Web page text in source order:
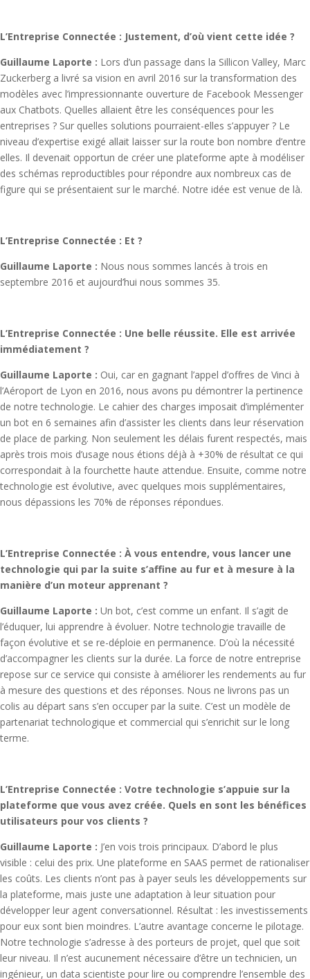
L’Entreprise Connectée : Justement, d’où vient cette idée ?
Guillaume Laporte : Lors d’un passage dans la Sillicon Valley, Marc
Zuckerberg a livré sa vision en avril 2016 sur la transformation des
modèles avec l’impressionnante ouverture de Facebook Messenger
aux Chatbots. Quelles allaient être les conséquences pour les
entreprises ? Sur quelles solutions pourraient-elles s’appuyer ? Le
niveau d’expertise exigé allait laisser sur la route bon nombre d’entre
elles. Il devenait opportun de créer une plateforme apte à modéliser
des schémas reproductibles pour répondre aux nombreux cas de
figure qui se présentaient sur le marché. Notre idée est venue de là.
L’Entreprise Connectée : Et ?
Guillaume Laporte : Nous nous sommes lancés à trois en
septembre 2016 et aujourd’hui nous sommes 35.
L’Entreprise Connectée : Une belle réussite. Elle est arrivée
immédiatement ?
Guillaume Laporte : Oui, car en gagnant l’appel d’offres de Vinci à
l’Aéroport de Lyon en 2016, nous avons pu démontrer la pertinence
de notre technologie. Le cahier des charges imposait d’implémenter
un bot en 6 semaines afin d’assister les clients dans leur réservation
de place de parking. Non seulement les délais furent respectés, mais
après trois mois d’usage nous étions déjà à +30% de résultat ce qui
correspondait à la fourchette haute attendue. Ensuite, comme notre
technologie est évolutive, avec quelques mois supplémentaires,
nous dépassions les 70% de réponses répondues.
L’Entreprise Connectée : À vous entendre, vous lancer une
technologie qui par la suite s’affine au fur et à mesure à la
manière d’un moteur apprenant ?
Guillaume Laporte : Un bot, c’est comme un enfant. Il s’agit de
l’éduquer, lui apprendre à évoluer. Notre technologie travaille de
façon évolutive et se re-déploie en permanence. D’où la nécessité
d’accompagner les clients sur la durée. La force de notre entreprise
repose sur ce service qui consiste à améliorer les rendements au fur
à mesure des questions et des réponses. Nous ne livrons pas un
colis au départ sans s’en occuper par la suite. C’est un modèle de
partenariat technologique et commercial qui s’enrichit sur le long
terme.
L’Entreprise Connectée : Votre technologie s’appuie sur la
plateforme que vous avez créée. Quels en sont les bénéfices
utilisateurs pour vos clients ?
Guillaume Laporte : J’en vois trois principaux. D’abord le plus
visible : celui des prix. Une plateforme en SAAS permet de rationaliser
les coûts. Les clients n’ont pas à payer seuls les développements sur
la plateforme, mais juste une adaptation à leur situation pour
développer leur agent conversationnel. Résultat : les investissements
pour eux sont bien moindres. L’autre avantage concerne le pilotage.
Notre technologie s’adresse à des porteurs de projet, quel que soit
leur niveau. Il n’est aucunement nécessaire d’être un technicien, un
ingénieur, un data scientiste pour lire ou comprendre l’ensemble des